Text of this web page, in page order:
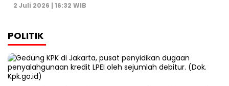
2 Juli 2026 | 16:32 WIB
POLITIK